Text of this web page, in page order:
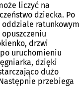
liczyć na
dziecka. Po
ratunkowym
drzwi
uruchomieniu
dzięki
dużo
przebiega